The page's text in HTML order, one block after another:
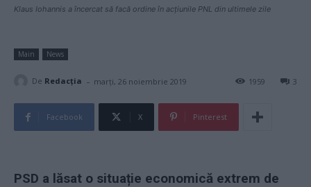
Klaus Iohannis a încercat să facă ordine în acțiunile PNL din ultimele zile
Main News
De Redacţia - marți, 26 noiembrie 2019 3
1959
Facebook X Pinterest
PSD a lăsat o situație economică extrem de